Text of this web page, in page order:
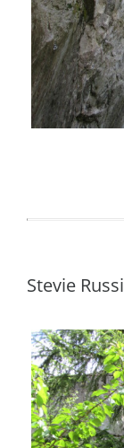
Stevie Russi